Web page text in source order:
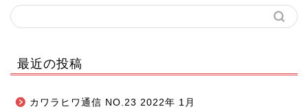
最近の投稿
カワラヒワ通信 NO.23 2022年 1月